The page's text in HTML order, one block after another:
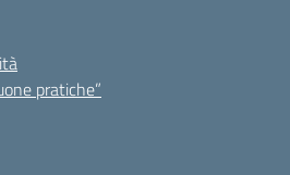
pratiche”